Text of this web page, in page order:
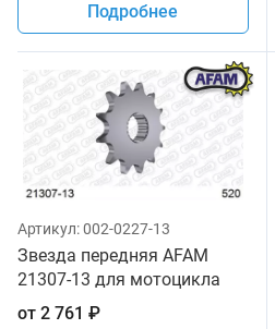
Подробнее
Артикул:002-0227-13
Звезда передняя AFAM
21307-13 для мотоцикла
от 2 761 ₽